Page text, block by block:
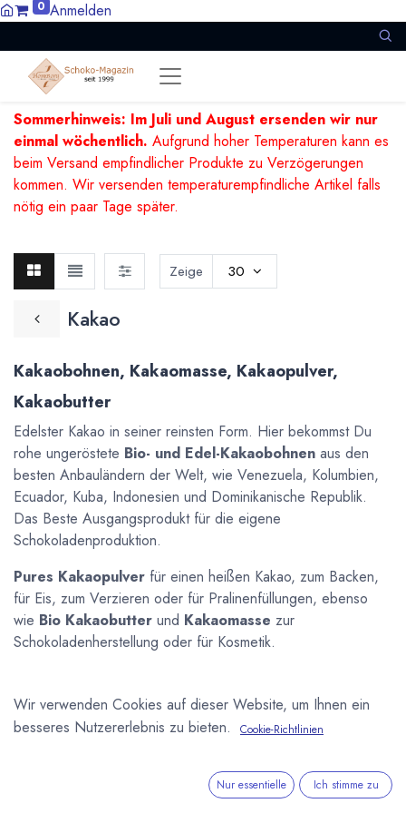
0 Anmelden
Sommerhinweis: Im Juli und August ersenden wir nur
einmal wöchentlich. Aufgrund hoher Temperaturen kann es
beim Versand empfindlicher Produkte zu Verzögerungen
kommen. Wir versenden temperaturempfindliche Artikel falls
nötig ein paar Tage später.
Kakao
Zeige 30
Kakaobohnen, Kakaomasse, Kakaopulver,
Kakaobutter
Edelster Kakao in seiner reinsten Form. Hier bekommst Du
rohe ungeröstete Bio- und Edel-Kakaobohnen aus den
besten Anbauländern der Welt, wie Venezuela, Kolumbien,
Ecuador, Kuba, Indonesien und Dominikanische Republik.
Das Beste Ausgangsprodukt für die eigene
Schokoladenproduktion.
Pures Kakaopulver für einen heißen Kakao, zum Backen,
für Eis, zum Verzieren oder für Pralinenfüllungen, ebenso
wie Bio Kakaobutter und Kakaomasse zur
Schokoladenherstellung oder für Kosmetik.
Neu!
Wir verwenden Cookies auf dieser Website, um Ihnen ein
besseres Nutzererlebnis zu bieten.
Cookie-Richtlinien
Nur essentielle Ich stimme zu